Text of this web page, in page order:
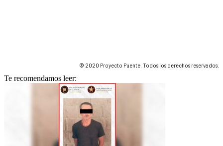
© 2020 Proyecto Puente. Todos los derechos reservados.
Te recomendamos leer: